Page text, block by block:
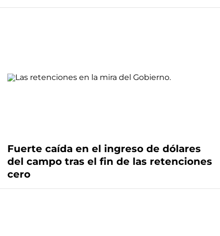
Fuerte caída en el ingreso de dólares
del campo tras el fin de las retenciones
cero